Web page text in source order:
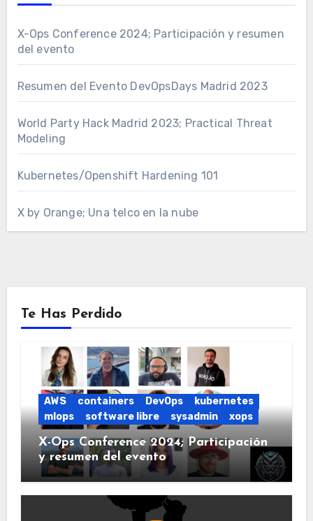
X-Ops Conference 2024; Participación y resumen
del evento
Resumen del Evento DevOpsDays Madrid 2023
World Party Hack Madrid 2023; Practical Threat
Modeling
Kubernetes/Openshift Hardening 101
X by Orange; Una telco en la nube
Te Has Perdido
AWS containers DevOps
kubernetes
mlops
software libre sysadmin xops
X-Ops Conference 2024; Participación
y resumen del evento